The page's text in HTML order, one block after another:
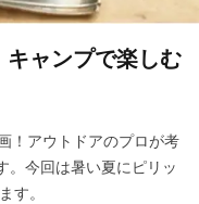
ャンプで楽しむ
！アウトドアのプロが考
。今回は暑い夏にピリッ
す。